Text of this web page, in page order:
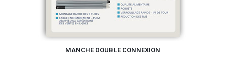
MANCHE DOUBLE CONNEXION